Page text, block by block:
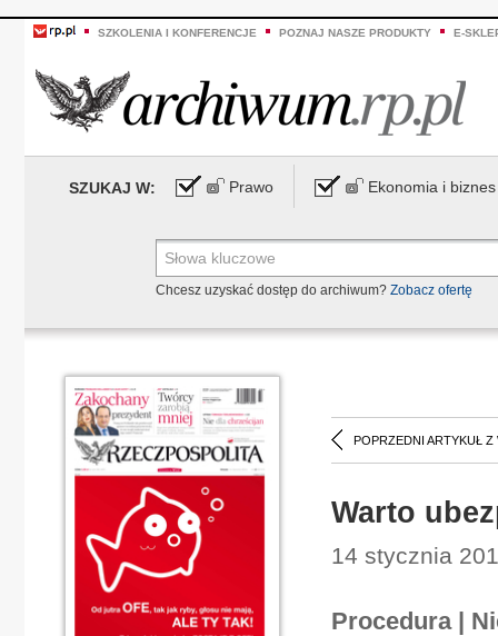
SZKOLENIA I KONFERENCJE POZNAJ NASZE PRODUKTY E-
SZUKAJ W: Prawo Ekonomia i biznes
Chcesz uzyskać dostęp do archiwum? Zobacz ofertę
POPRZEDNI ARTYKUŁ Z
Warto
14 stycznia
Procedura |